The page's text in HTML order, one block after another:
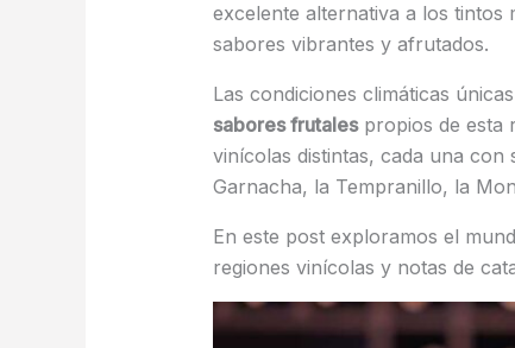
excelente alternativa a los
sabores vibrantes y afrutados.
Las condiciones climáticas
sabores frutalespropios de esta
vinícolas distintas, cada una con
Garnacha, la Tempranillo, la
En este post exploramos el
regiones vinícolas y notas de